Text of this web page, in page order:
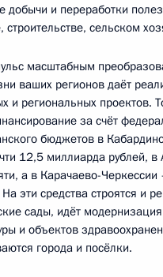
добычи и переработки
строительстве, сельском
масштабным
ваших регионов даёт
и региональных проектов.
за счёт
бюджетов в
12,5 миллиарда рублей, в
а в Карачаево-
эти средства строятся и
сады, идёт модернизация
и объектов
города и посёлки.